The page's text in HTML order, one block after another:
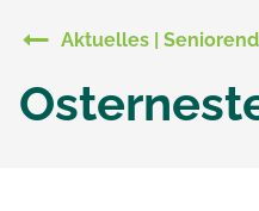
Aktuelles |